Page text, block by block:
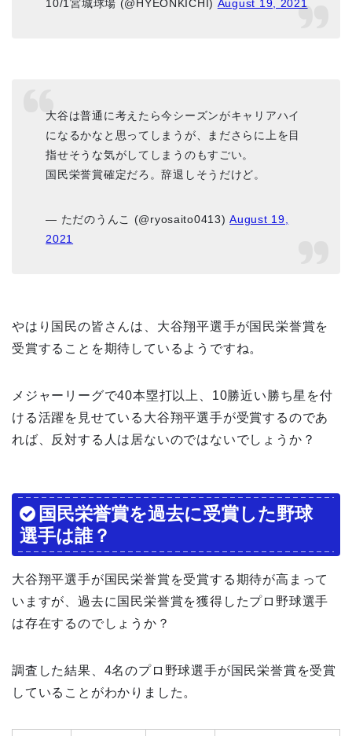
10/1宮城球場 (@HYEONKICHI) August 19, 2021
大谷は普通に考えたら今シーズンがキャリアハイ
になるかなと思ってしまうが、まださらに上を目
指せそうな気がしてしまうのもすごい。
国民栄誉賞確定だろ。辞退しそうだけど。
— ただのうんこ (@ryosaito0413)August 19,
2021
やはり国民の皆さんは、大谷翔平選手が国民栄誉賞を
受賞することを期待しているようですね。
メジャーリーグで40本塁打以上、10勝近い勝ち星を付
ける活躍を見せている大谷翔平選手が受賞するのであ
れば、反対する人は居ないのではないでしょうか？
国民栄誉賞を過去に受賞した野球
選手は誰？
大谷翔平選手が国民栄誉賞を受賞する期待が高まって
いますが、過去に国民栄誉賞を獲得したプロ野球選手
は存在するのでしょうか？
調査した結果、4名のプロ野球選手が国民栄誉賞を受賞
していることがわかりました。